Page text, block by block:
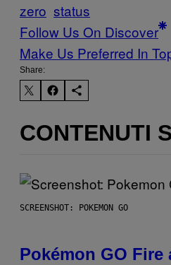
zero status
Follow Us On Discover
Make Us Preferred In
Share:
CONTENUTI
SCREENSHOT: POKEMON GO
Pokémon GO Fire